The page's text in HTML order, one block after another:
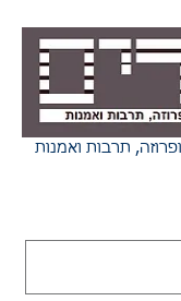
תרבות ואמנות